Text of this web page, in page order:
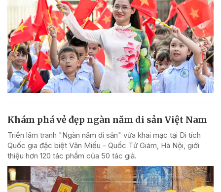
Khám phá vẻ đẹp ngàn năm di sản Việt Nam
Triển lãm tranh "Ngàn năm di sản" vừa khai mạc tại Di tích
Quốc gia đặc biệt Văn Miếu - Quốc Tử Giám, Hà Nội, giới
thiệu hơn 120 tác phẩm của 50 tác giả.